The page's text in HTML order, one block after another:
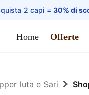
2 capi = 30% di
Home Offerte
Iuta e Sari